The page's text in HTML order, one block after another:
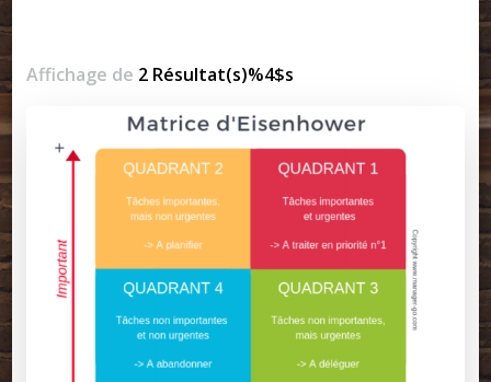
Affichage de 2 Résultat(s)%4$s